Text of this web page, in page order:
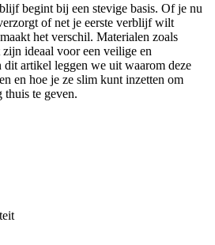
begint bij een stevige basis. Of je nu
of net je eerste verblijf wilt
het verschil. Materialen zoals
ideaal voor een veilige en
artikel leggen we uit waarom deze
en hoe je ze slim kunt inzetten om
thuis te geven.